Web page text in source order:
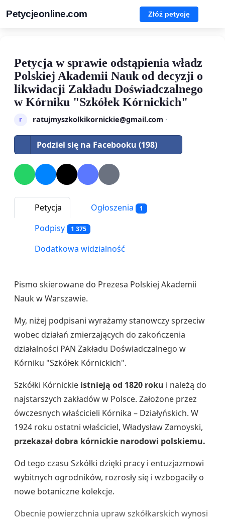
Petycjeonline.com Złóż petycję
Petycja w sprawie odstąpienia władz
Polskiej Akademii Nauk od decyzji o
likwidacji Zakładu Doświadczalnego
w Kórniku "Szkółek Kórnickich"
r ratujmyszkolkikornickie@gmail.com ·
Podziel się na Facebooku (198)
Petycja Ogłoszenia 1
Podpisy 1 375
Dodatkowa widzialność
Pismo skierowane do Prezesa Polskiej Akademii
Nauk w Warszawie.
My, niżej podpisani wyrażamy stanowczy sprzeciw
wobec działań zmierzających do zakończenia
działalności PAN Zakładu Doświadczalnego w
Kórniku "Szkółek Kórnickich".
Szkółki Kórnickie istnieją od 1820 roku i należą do
najstarszych zakładów w Polsce. Założone przez
ówczesnych właścicieli Kórnika – Działyńskich. W
1924 roku ostatni właściciel, Władysław Zamoyski,
przekazał dobra kórnickie narodowi polskiemu.
Od tego czasu Szkółki dzięki pracy i entuzjazmowi
wybitnych ogrodników, rozrosły się i wzbogaciły o
nowe botaniczne kolekcje.
Obecnie powierzchnia upraw szkółkarskich wynosi